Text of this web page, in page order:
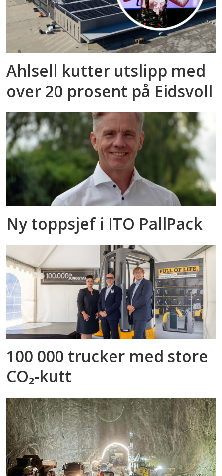
Ahlsell kutter utslipp med
over 20 prosent på Eidsvoll
Ny toppsjef i ITO PallPack
100 000 trucker med store
CO₂-kutt